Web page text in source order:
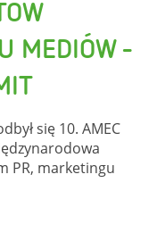
MEDIÓW -
się 10. AMEC
PR, marketingu